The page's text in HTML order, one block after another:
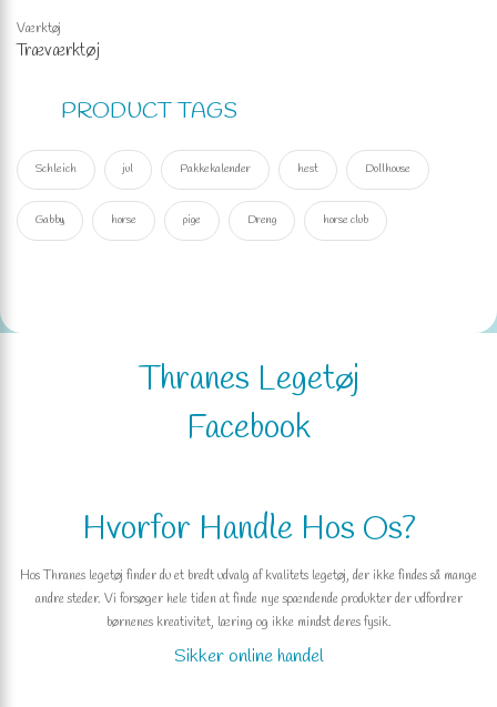
Værktøj
Træværktøj
PRODUCT TAGS
Schleich jul Pakkekalender hest Dollhouse
Gabby horse pige Dreng horse club
Thranes Legetøj
Facebook
Hvorfor Handle Hos Os?
Hos Thranes legetøj finder du et bredt udvalg af kvalitets legetøj, der ikke findes så mange
andre steder. Vi forsøger hele tiden at finde nye spændende produkter der udfordrer
børnenes kreativitet, læring og ikke mindst deres fysik.
Sikker online handel